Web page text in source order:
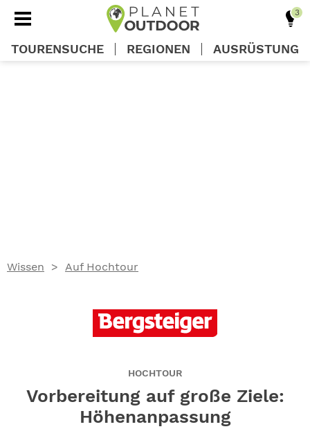
Wissen Auf Hochtour
HOCHTOUR
Vorbereitung auf große Ziele:
Höhenanpassung
TOURENSUCHE REGIONEN AUSRÜSTUNG
NEWSLETTER
ALLE THEMEN